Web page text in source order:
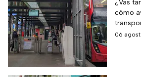
¿Vas
cómo
capital
06